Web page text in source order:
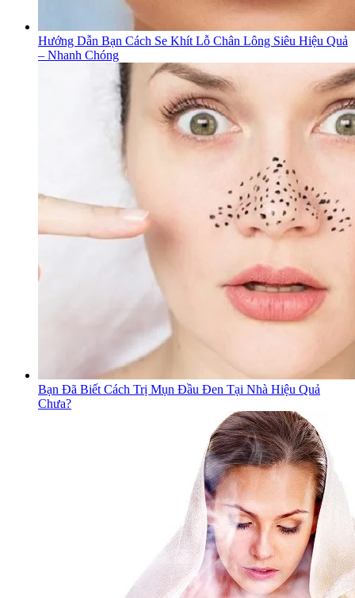
Hướng Dẫn Bạn Cách Se Khít Lỗ Chân Lông Siêu Hiệu Quả
– Nhanh Chóng
Bạn Đã Biết Cách Trị Mụn Đầu Đen Tại Nhà Hiệu Quả
Chưa?